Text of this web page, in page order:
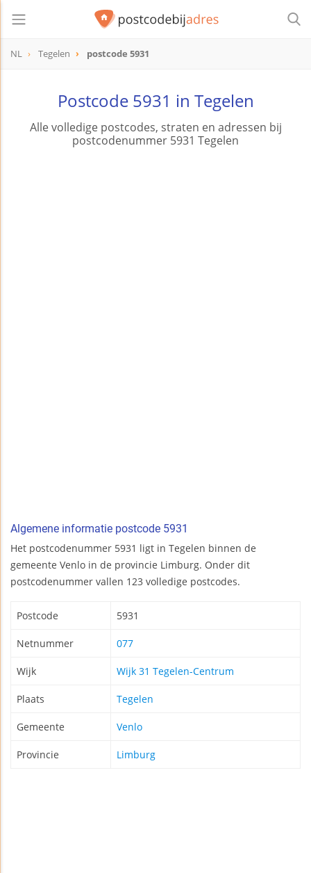
NL Tegelen postcode 5931
Postcode 5931 in Tegelen
Alle volledige postcodes, straten en adressen bij
postcodenummer 5931 Tegelen
Algemene informatie postcode 5931
Het postcodenummer 5931 ligt in Tegelen binnen de
gemeente Venlo in de provincie Limburg. Onder dit
postcodenummer vallen 123 volledige postcodes.
Postcode 5931
Netnummer 077
Wijk Wijk 31 Tegelen-Centrum
Plaats Tegelen
Gemeente Venlo
Provincie Limburg